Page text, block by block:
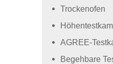
Trockenofen
AGREE-
Begehbare